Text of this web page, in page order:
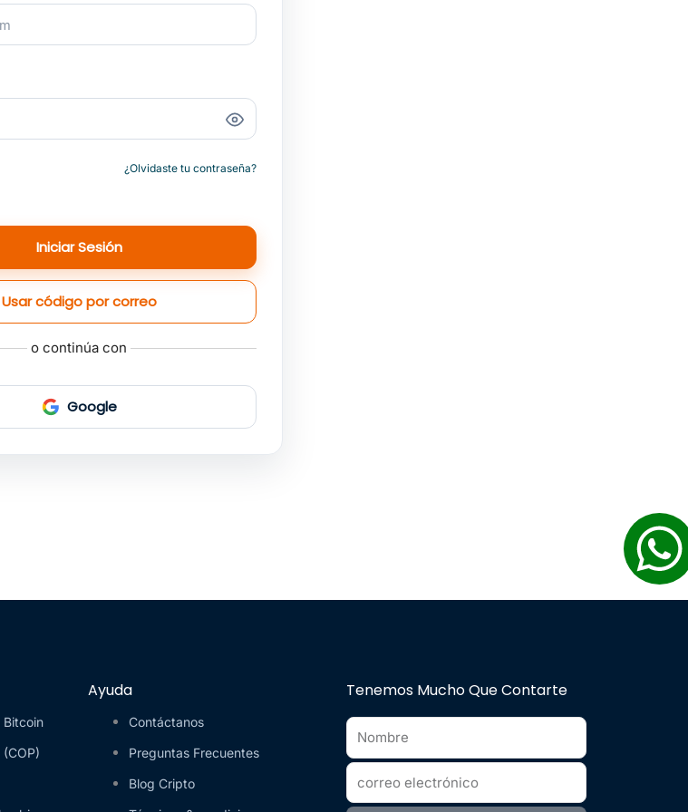
¿Olvidaste tu contraseña?
Iniciar Sesión
Usar código por correo
o continúa con
Google
Bitcoin
Ayuda
Contáctanos
Preguntas Frecuentes
Blog Cripto
Tenemos Mucho Que Contarte